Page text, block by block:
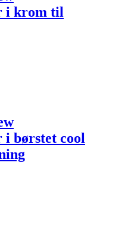
i krom til
i børstet cool